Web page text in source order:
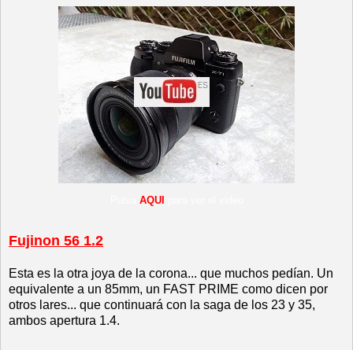
AQUI
Fujinon 56 1.2
Esta es la otra joya de la corona... que muchos pedían. Un
equivalente a un 85mm, un FAST PRIME como dicen por
otros lares... que continuará con la saga de los 23 y 35,
ambos apertura 1.4.